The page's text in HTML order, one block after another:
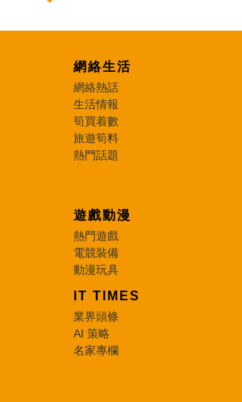
網絡生活
網絡熱話
生活情報
筍買着數
旅遊筍料
熱門話題
遊戲動漫
熱門遊戲
電競裝備
動漫玩具
IT TIMES
業界頭條
AI 策略
名家專欄